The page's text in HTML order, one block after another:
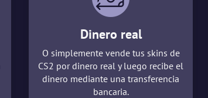
Dinero real
O simplemente vende tus skins de
CS2 por dinero real y luego recibe el
dinero mediante una transferencia
bancaria.